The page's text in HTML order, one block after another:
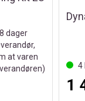
8 dager
at varen
4
1